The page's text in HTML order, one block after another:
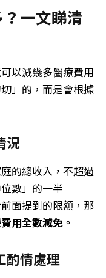
一文睇清
以減幾多醫療費用
」的，而是會根據
況
的總收入，不超過
數」的一半
面提到的限額，那
用全數減免。
酌情處理